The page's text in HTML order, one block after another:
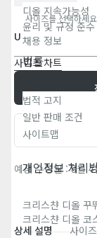
사이즈를 선택하세요
U
사이즈 차트
예상 수령일 : 8월 4
상세 설명 사이
디올 지속가능성
윤리 및 규정 준수
채용 정보
법률
법적 고지
일반 판매 조건
사이트맵
개인정보 처리
크리스챤 디올 꾸
크리스챤 디올 코